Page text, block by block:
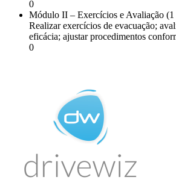
0
Módulo II – Exercícios e Avaliação
Realizar exercícios de evacuação;
eficácia; ajustar procedimentos
0